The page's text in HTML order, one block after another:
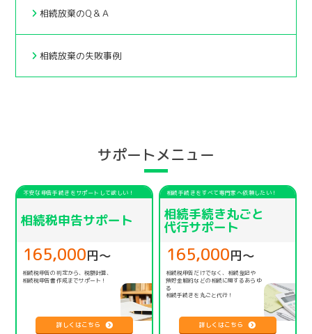
相続放棄のQ＆Ａ
相続放棄の失敗事例
サポートメニュー
不安な申告手続きをサポートして欲しい！
相続税申告サポート
165,000円〜
相続税申告の判定から、税額計算、
相続税申告書作成までサポート！
詳しくはこちら
相続手続きをすべて専門家へ依頼したい！
相続手続き丸ごと
代行サポート
165,000円〜
相続税申告だけでなく、相続登記や
預貯金解約などの相続に関するあらゆ
る
相続手続きを丸ごと代行！
詳しくはこちら